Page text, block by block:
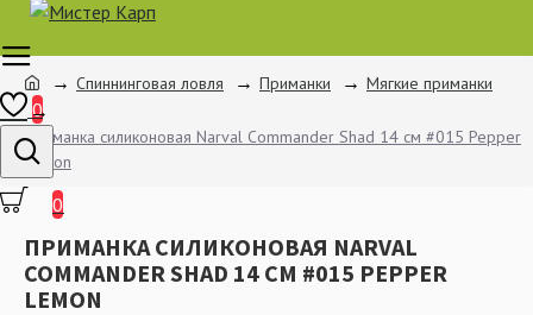
0
0
Спиннинговая ловля Приманки Мягкие приманки
Приманка силиконовая Narval Commander Shad 14 см #015 Pepper
Lemon
ПРИМАНКА СИЛИКОНОВАЯ NARVAL
COMMANDER SHAD 14 СМ #015 PEPPER
LEMON